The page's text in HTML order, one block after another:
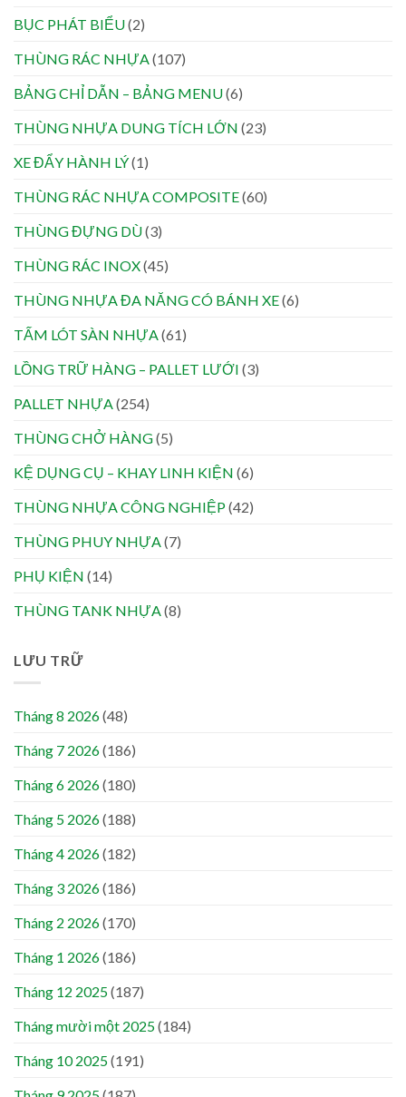
BỤC PHÁT BIỂU(2)
THÙNG RÁC NHỰA(107)
BẢNG CHỈ DẪN – BẢNG MENU(6)
THÙNG NHỰA DUNG TÍCH LỚN (23)
XE ĐẨY HÀNH LÝ(1)
THÙNG RÁC NHỰA COMPOSITE(60)
THÙNG ĐỰNG DÙ(3)
THÙNG RÁC INOX(45)
THÙNG NHỰA ĐA NĂNG CÓ BÁNH XE(6)
TẤM LÓT SÀN NHỰA(61)
LỒNG TRỮ HÀNG – PALLET LƯỚI (3)
PALLET NHỰA(254)
THÙNG CHỞ HÀNG(5)
KỆ DỤNG CỤ – KHAY LINH KIỆN (6)
THÙNG NHỰA CÔNG NGHIỆP(42)
THÙNG PHUY NHỰA(7)
PHỤ KIỆN (14)
THÙNG TANK NHỰA(8)
LƯU TRỮ
Tháng 8 2026(48)
Tháng 7 2026(186)
Tháng 6 2026(180)
Tháng 5 2026(188)
Tháng 4 2026(182)
Tháng 3 2026(186)
Tháng 2 2026(170)
Tháng 1 2026(186)
Tháng 12 2025(187)
Tháng mười một 2025(184)
Tháng 10 2025(191)